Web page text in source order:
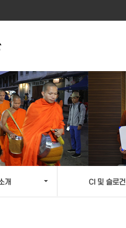
개 CI 및 슬로건